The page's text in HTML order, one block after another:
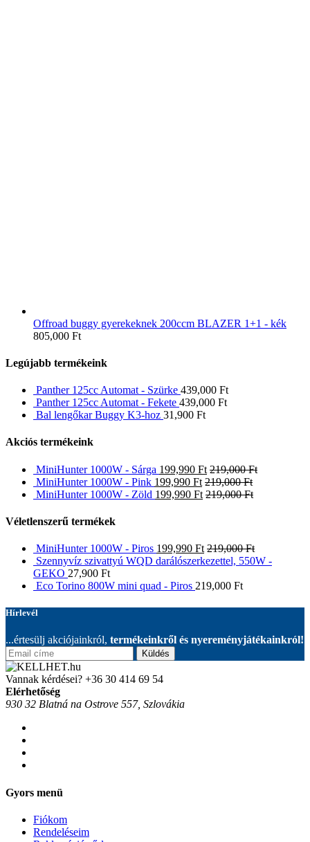
Offroad buggy gyerekeknek 200ccm BLAZER 1+1 - kék
805,000 Ft
Legújabb termékeink
Panther 125cc Automat - Szürke 439,000 Ft
Panther 125cc Automat - Fekete 439,000 Ft
Bal lengőkar Buggy K3-hoz 31,900 Ft
Akciós termékeink
MiniHunter 1000W - Sárga 199,990 Ft 219,000Ft
MiniHunter 1000W - Pink 199,990 Ft 219,000Ft
MiniHunter 1000W - Zöld 199,990 Ft 219,000Ft
Véletlenszerű termékek
MiniHunter 1000W - Piros 199,990 Ft 219,000Ft
Szennyvíz szivattyú WQD darálószerkezettel, 550W -
GEKO 27,900 Ft
Eco Torino 800W mini quad - Piros 219,000 Ft
Hírlevél
...értesülj akciójainkról, termékeinkről és nyereményjátékainkról!
Küldés
Vannak kérdései? +36 30 414 69 54
Elérhetőség
930 32 Blatná na Ostrove 557, Szlovákia
Gyors menü
Fiókom
Rendeléseim